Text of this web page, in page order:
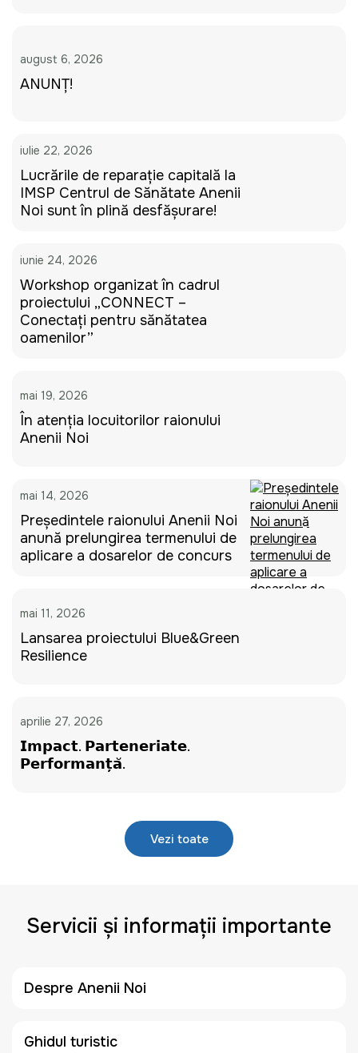
august 6, 2026
ANUNȚ!
iulie 22, 2026
Lucrările de reparație capitală la
IMSP Centrul de Sănătate Anenii
Noi sunt în plină desfășurare!
iunie 24, 2026
Workshop organizat în cadrul
proiectului „CONNECT –
Conectați pentru sănătatea
oamenilor”
mai 19, 2026
În atenția locuitorilor raionului
Anenii Noi
mai 14, 2026
Președintele raionului Anenii Noi
anunță prelungirea termenului de
aplicare a dosarelor de concurs
mai 11, 2026
Lansarea proiectului Blue&Green
Resilience
aprilie 27, 2026
𝗜𝗺𝗽𝗮𝗰𝘁. 𝗣𝗮𝗿𝘁𝗲𝗻𝗲𝗿𝗶𝗮𝘁𝗲.
𝗣𝗲𝗿𝗳𝗼𝗿𝗺𝗮𝗻𝘁̦𝗮̆.
Vezi toate
Servicii și informații importante
Despre Anenii Noi
Ghidul turistic